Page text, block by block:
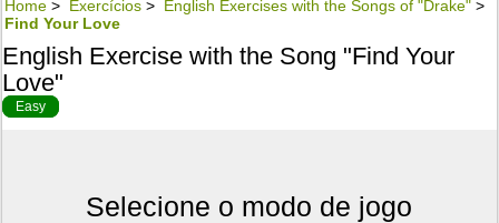
Home > Exercícios > English Exercises with the Songs of "Drake" >
Find Your Love
English Exercise with the Song "Find Your
Love"
Easy
Selecione o modo de jogo